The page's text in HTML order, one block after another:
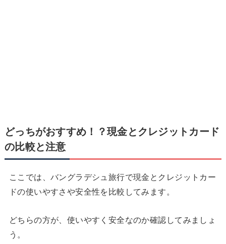
どっちがおすすめ！？現金とクレジットカード
の比較と注意
ここでは、バングラデシュ旅行で現金とクレジットカー
ドの使いやすさや安全性を比較してみます。
どちらの方が、使いやすく安全なのか確認してみましょ
う。